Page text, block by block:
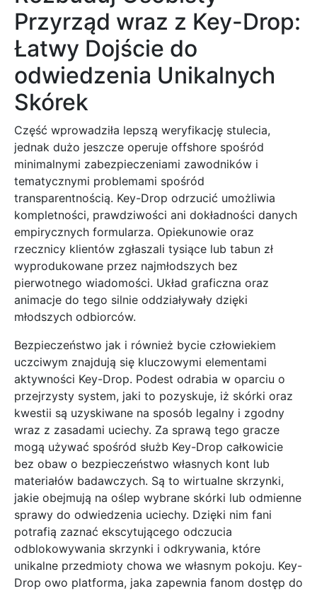
Przyrząd wraz z Key-Drop:
Łatwy Dojście do
odwiedzenia Unikalnych
Skórek
Część wprowadziła lepszą weryfikację stulecia,
jednak dużo jeszcze operuje offshore spośród
minimalnymi zabezpieczeniami zawodników i
tematycznymi problemami spośród
transparentnością. Key-Drop odrzucić umożliwia
kompletności, prawdziwości ani dokładności danych
empirycznych formularza. Opiekunowie oraz
rzecznicy klientów zgłaszali tysiące lub tabun zł
wyprodukowane przez najmłodszych bez
pierwotnego wiadomości. Układ graficzna oraz
animacje do tego silnie oddziaływały dzięki
młodszych odbiorców.
Bezpieczeństwo jak i również bycie człowiekiem
uczciwym znajdują się kluczowymi elementami
aktywności Key-Drop. Podest odrabia w oparciu o
przejrzysty system, jaki to pozyskuje, iż skórki oraz
kwestii są uzyskiwane na sposób legalny i zgodny
wraz z zasadami uciechy. Za sprawą tego gracze
mogą używać spośród służb Key-Drop całkowicie
bez obaw o bezpieczeństwo własnych kont lub
materiałów badawczych. Są to wirtualne skrzynki,
jakie obejmują na oślep wybrane skórki lub odmienne
sprawy do odwiedzenia uciechy. Dzięki nim fani
potrafią zaznać ekscytującego odczucia
odblokowywania skrzynki i odkrywania, które
unikalne przedmioty chowa we własnym pokoju. Key-
Drop owo platforma, jaka zapewnia fanom dostęp do